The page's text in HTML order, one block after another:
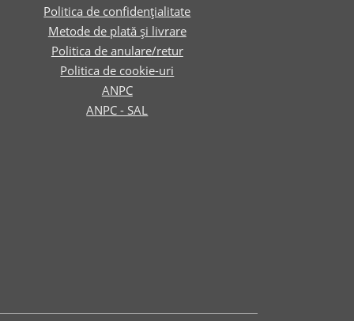
Politica de confidențialitate
Metode de plată și livrare
Politica de anulare/retur
Politica de cookie-uri
ANPC
ANPC - SAL